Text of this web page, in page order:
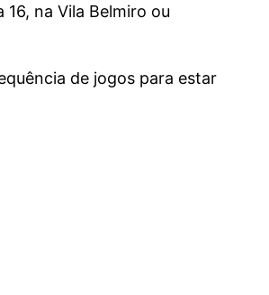
na Vila Belmiro ou
de jogos para estar